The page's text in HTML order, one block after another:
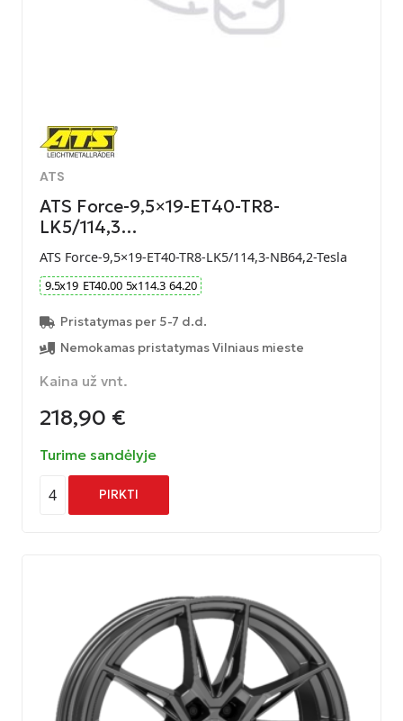
ATS
ATS Force-9,5×19-ET40-TR8-
LK5/114,3…
ATS Force-9,5×19-ET40-TR8-LK5/114,3-NB64,2-Tesla
9.5x19 ET40.00 5x114.3 64.20
Pristatymas per 5-7 d.d.
Nemokamas pristatymas Vilniaus mieste
Kaina už vnt.
218,90 €
Turime sandėlyje
4 PIRKTI